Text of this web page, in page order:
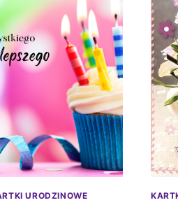
URODZINOWE